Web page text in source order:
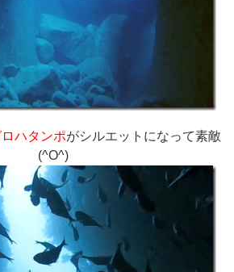
ハタンポがシルエットになって素敵
(^O^)